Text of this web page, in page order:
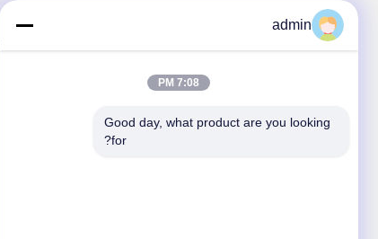
صفحه اصلی
محصولات
admin
7:08 PM
Good day, what product are you looking
for?